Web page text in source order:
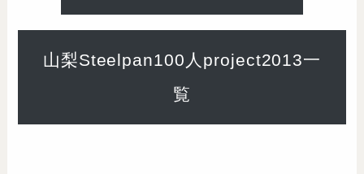
山梨Steelpan100人project2013一
覧